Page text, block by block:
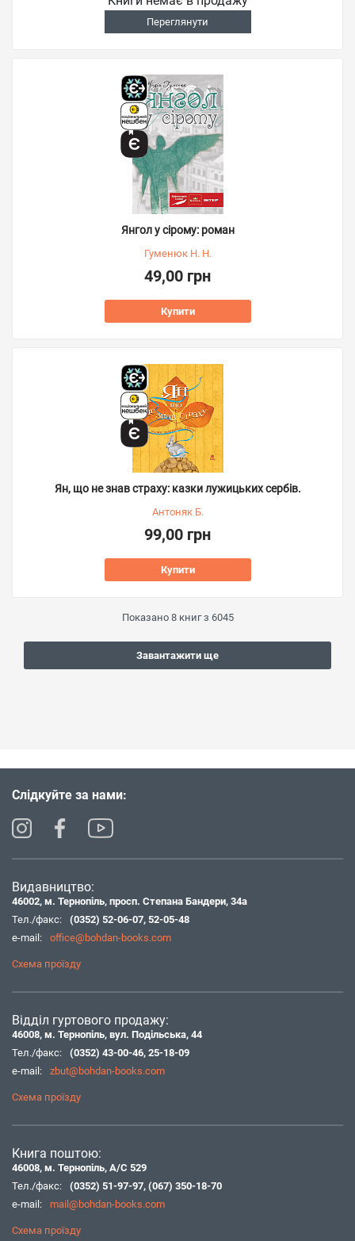
Переглянути
Янгол у сірому: роман
Гуменюк Н. Н.
49,00 грн
Купити
Ян, що не знав страху: казки лужицьких сербів.
Антоняк Б.
99,00 грн
Купити
Показано 8книг з 6045
Завантажити ще
Слідкуйте за нами:
Видавництво:
46002, м. Тернопіль, просп. Степана Бандери, 34а
Тел./факс:
(0352) 52-06-07, 52-05-48
e-mail:
office@bohdan-books.com
Схема проїзду
Відділ гуртового продажу:
46008, м. Тернопіль, вул. Подільська, 44
Тел./факс:
(0352) 43-00-46, 25-18-09
e-mail:
zbut@bohdan-books.com
Схема проїзду
Книга поштою:
46008, м. Тернопіль, А/С 529
Тел./факс:
(0352) 51-97-97, (067) 350-18-70
e-mail:
mail@bohdan-books.com
Схема проїзду